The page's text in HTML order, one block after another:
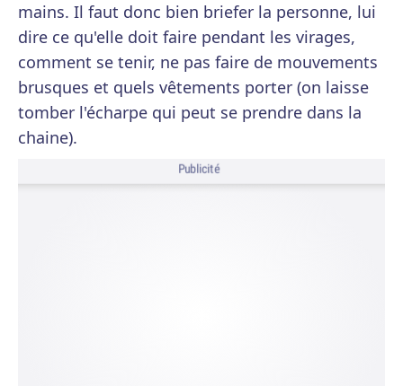
mains. Il faut donc bien briefer la personne, lui
dire ce qu'elle doit faire pendant les virages,
comment se tenir, ne pas faire de mouvements
brusques et quels vêtements porter (on laisse
tomber l'écharpe qui peut se prendre dans la
chaine).
Publicité